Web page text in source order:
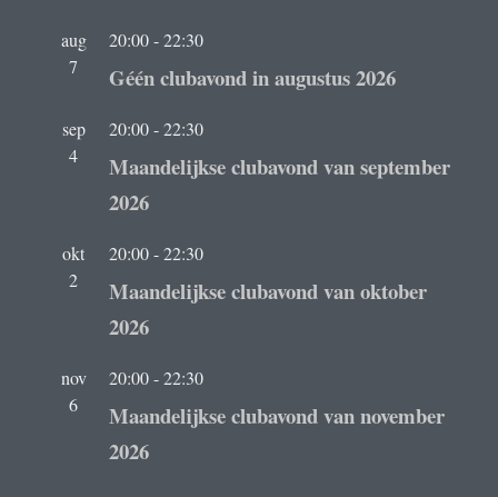
aug
7
20:00-22:30
Géén clubavond in augustus 2026
sep
4
20:00-22:30
Maandelijkse clubavond van september
2026
okt
2
20:00-22:30
Maandelijkse clubavond van oktober
2026
nov
6
20:00-22:30
Maandelijkse clubavond van november
2026